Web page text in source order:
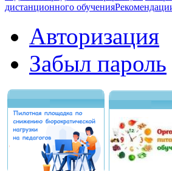
дистанционного обучения
Авторизация
Забыл пароль